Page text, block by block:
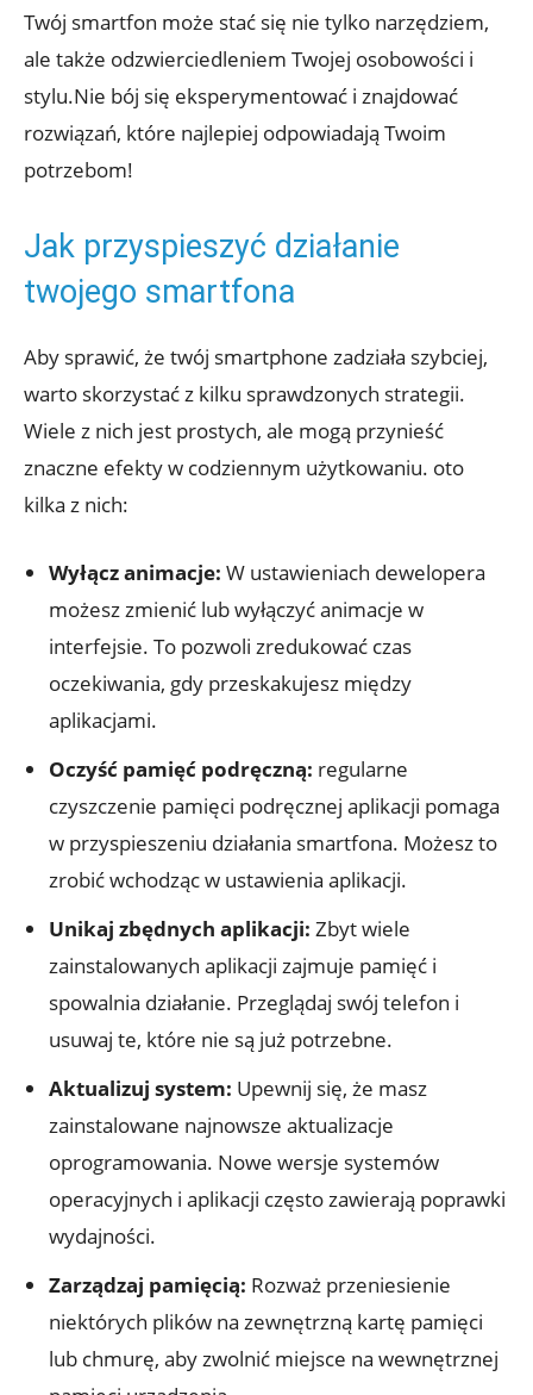
Twój smartfon może stać‍ się nie tylko narzędziem,
ale także odzwierciedleniem Twojej osobowości ⁢i
stylu.Nie bój się eksperymentować ⁤i znajdować
rozwiązań, które ​najlepiej ​odpowiadają Twoim
⁣potrzebom!
Jak‌ przyspieszyć⁤ działanie
twojego smartfona
Aby sprawić, że twój smartphone‌ zadziała szybciej,
warto skorzystać z kilku ⁣sprawdzonych strategii.
Wiele z nich ​jest⁣ prostych, ale mogą przynieść⁢
znaczne efekty w codziennym użytkowaniu.⁤ oto
kilka⁣ z nich:
Wyłącz ​animacje: W‍ ustawieniach dewelopera
możesz ⁢zmienić lub⁣ wyłączyć ‍animacje w
interfejsie. To ‌pozwoli zredukować czas
oczekiwania, gdy przeskakujesz między
aplikacjami.
Oczyść pamięć podręczną: regularne
czyszczenie pamięci podręcznej aplikacji pomaga ​
w przyspieszeniu działania smartfona. Możesz to
zrobić ⁢wchodząc w ustawienia ‍aplikacji.
Unikaj ⁣zbędnych aplikacji: Zbyt wiele
zainstalowanych ⁤aplikacji zajmuje⁤ pamięć i
spowalnia działanie. Przeglądaj swój telefon i
usuwaj te, ‌które nie są ​już ⁢potrzebne.
Aktualizuj system: Upewnij się, że masz
zainstalowane⁣ najnowsze aktualizacje
oprogramowania. Nowe wersje ​systemów
operacyjnych i aplikacji‍ często zawierają poprawki
wydajności.
Zarządzaj pamięcią: Rozważ przeniesienie
niektórych plików na zewnętrzną kartę pamięci‌
lub chmurę, aby zwolnić ​miejsce na wewnętrznej